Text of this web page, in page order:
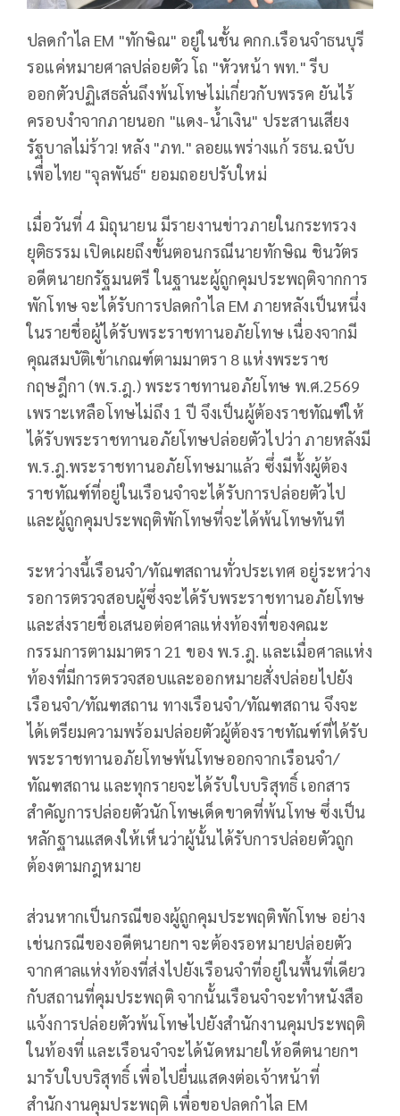
ปลดกำไล EM "ทักษิณ" อยู่ในชั้น คกก.เรือนจำธนบุรี
รอแค่หมายศาลปล่อยตัว โถ "หัวหน้า พท." รีบ
ออกตัวปฏิเสธลั่นถึงพ้นโทษไม่เกี่ยวกับพรรค ยันไร้
ครอบงำจากภายนอก "แดง-น้ำเงิน" ประสานเสียง
รัฐบาลไม่ร้าว! หลัง "ภท." ลอยแพร่างแก้ รธน.ฉบับ
เพื่อไทย "จุลพันธ์" ยอมถอยปรับใหม่
เมื่อวันที่ 4 มิถุนายน มีรายงานข่าวภายในกระทรวง
ยุติธรรม เปิดเผยถึงขั้นตอนกรณีนายทักษิณ ชินวัตร
อดีตนายกรัฐมนตรี ในฐานะผู้ถูกคุมประพฤติจากการ
พักโทษ จะได้รับการปลดกำไล EM ภายหลังเป็นหนึ่ง
ในรายชื่อผู้ได้รับพระราชทานอภัยโทษ เนื่องจากมี
คุณสมบัติเข้าเกณฑ์ตามมาตรา 8 แห่งพระราช
กฤษฎีกา (พ.ร.ฎ.) พระราชทานอภัยโทษ พ.ศ.2569
เพราะเหลือโทษไม่ถึง 1 ปี จึงเป็นผู้ต้องราชทัณฑ์ให้
ได้รับพระราชทานอภัยโทษปล่อยตัวไปว่า ภายหลังมี
พ.ร.ฎ.พระราชทานอภัยโทษมาแล้ว ซึ่งมีทั้งผู้ต้อง
ราชทัณฑ์ที่อยู่ในเรือนจำจะได้รับการปล่อยตัวไป
และผู้ถูกคุมประพฤติพักโทษที่จะได้พ้นโทษทันที
ระหว่างนี้เรือนจำ/ทัณฑสถานทั่วประเทศ อยู่ระหว่าง
รอการตรวจสอบผู้ซึ่งจะได้รับพระราชทานอภัยโทษ
และส่งรายชื่อเสนอต่อศาลแห่งท้องที่ของคณะ
กรรมการตามมาตรา 21 ของ พ.ร.ฎ. และเมื่อศาลแห่ง
ท้องที่มีการตรวจสอบและออกหมายสั่งปล่อยไปยัง
เรือนจำ/ทัณฑสถาน ทางเรือนจำ/ทัณฑสถาน จึงจะ
ได้เตรียมความพร้อมปล่อยตัวผู้ต้องราชทัณฑ์ที่ได้รับ
พระราชทานอภัยโทษพ้นโทษออกจากเรือนจำ/
ทัณฑสถาน และทุกรายจะได้รับใบบริสุทธิ์ เอกสาร
สำคัญการปล่อยตัวนักโทษเด็ดขาดที่พ้นโทษ ซึ่งเป็น
หลักฐานแสดงให้เห็นว่าผู้นั้นได้รับการปล่อยตัวถูก
ต้องตามกฎหมาย
ส่วนหากเป็นกรณีของผู้ถูกคุมประพฤติพักโทษ อย่าง
เช่นกรณีของอดีตนายกฯ จะต้องรอหมายปล่อยตัว
จากศาลแห่งท้องที่ส่งไปยังเรือนจำที่อยู่ในพื้นที่เดียว
กับสถานที่คุมประพฤติ จากนั้นเรือนจำจะทำหนังสือ
แจ้งการปล่อยตัวพ้นโทษไปยังสำนักงานคุมประพฤติ
ในท้องที่ และเรือนจำจะได้นัดหมายให้อดีตนายกฯ
มารับใบบริสุทธิ์ เพื่อไปยื่นแสดงต่อเจ้าหน้าที่
สำนักงานคุมประพฤติ เพื่อขอปลดกำไล EM